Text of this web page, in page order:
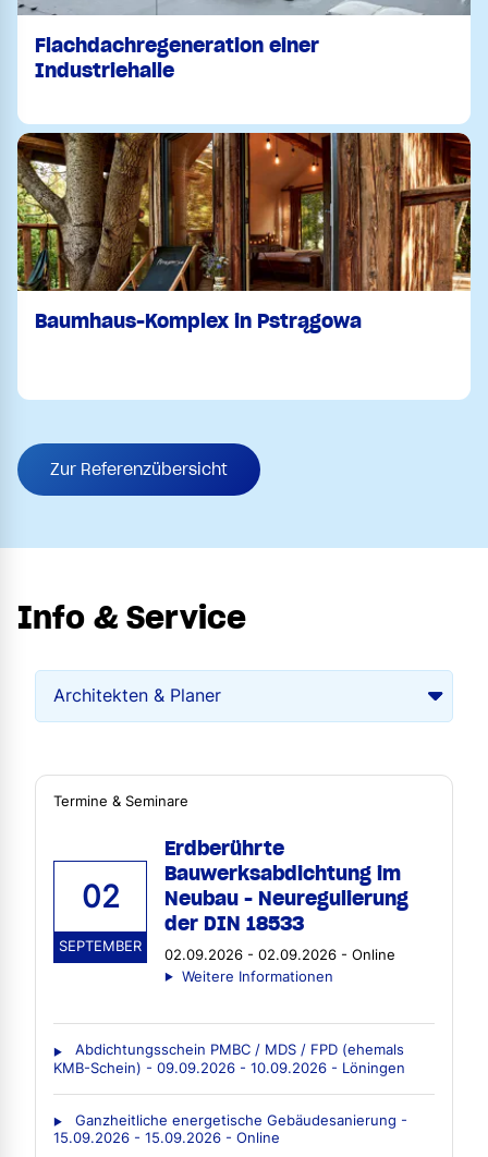
Flachdachregeneration einer
Industriehalle
Baumhaus-Komplex in Pstrągowa
Zur Referenzübersicht
Info & Service
Termine & Seminare
02
SEPTEMBER
Erdberührte
Bauwerksabdichtung im
Neubau - Neuregulierung
der DIN 18533
02.09.2026 - 02.09.2026 - Online
Weitere Informationen
Abdichtungsschein PMBC / MDS / FPD (ehemals
KMB-Schein) - 09.09.2026 - 10.09.2026 - Löningen
Ganzheitliche energetische Gebäudesanierung -
15.09.2026 - 15.09.2026 - Online